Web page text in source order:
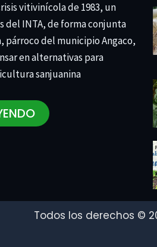
vitivinícola de 1983, un
del INTA, de forma conjunta
párroco del municipio Angaco,
en alternativas para
sanjuanina
Todos los derechos ©